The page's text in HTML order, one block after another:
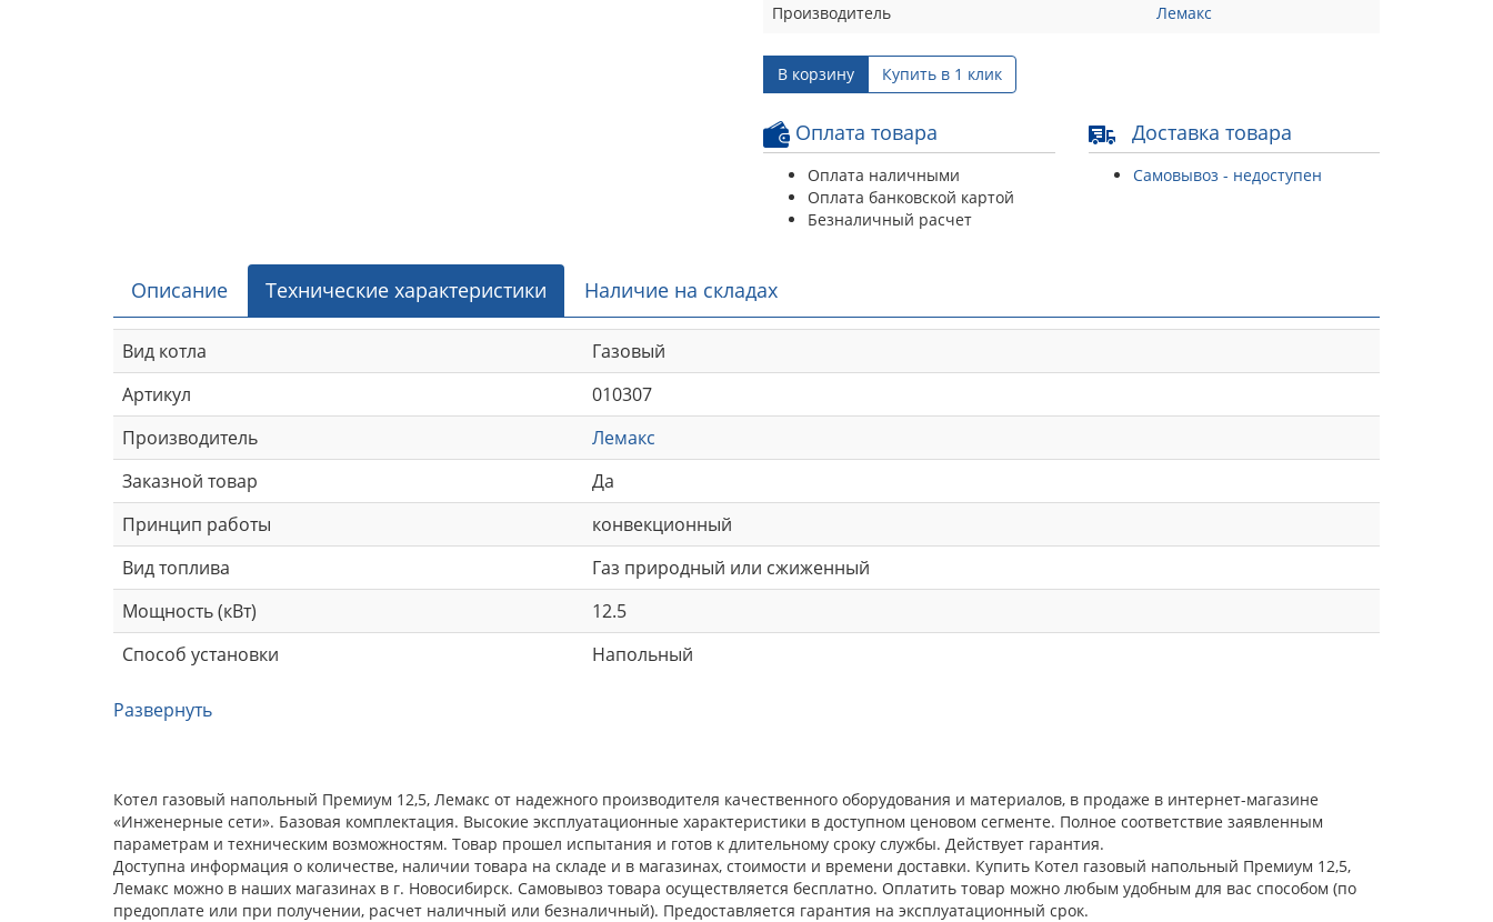
Производитель
Лемакс
В корзину Купить в 1 клик
Оплата товара
Оплата наличными
Оплата банковской картой
Безналичный расчет
Доставка товара
Самовывоз - недоступен
Описание Технические характеристики Наличие на складах
Вид котла
Газовый
Артикул
010307
Производитель
Лемакс
Заказной товар
Да
Принцип работы
конвекционный
Вид топлива
Газ природный или сжиженный
Мощность (кВт)
12.5
Способ установки
Напольный
Развернуть
Котел газовый напольный Премиум 12,5, Лемакс от надежного производителя качественного оборудования и материалов, в продаже в интернет-магазине
«Инженерные сети». Базовая комплектация. Высокие эксплуатационные характеристики в доступном ценовом сегменте. Полное соответствие заявленным
параметрам и техническим возможностям. Товар прошел испытания и готов к длительному сроку службы. Действует гарантия.
Доступна информация о количестве, наличии товара на складе и в магазинах, стоимости и времени доставки. Купить Котел газовый напольный Премиум 12,5,
Лемакс можно в наших магазинах в г. Новосибирск. Самовывоз товара осуществляется бесплатно. Оплатить товар можно любым удобным для вас способом (по
предоплате или при получении, расчет наличный или безналичный). Предоставляется гарантия на эксплуатационный срок.